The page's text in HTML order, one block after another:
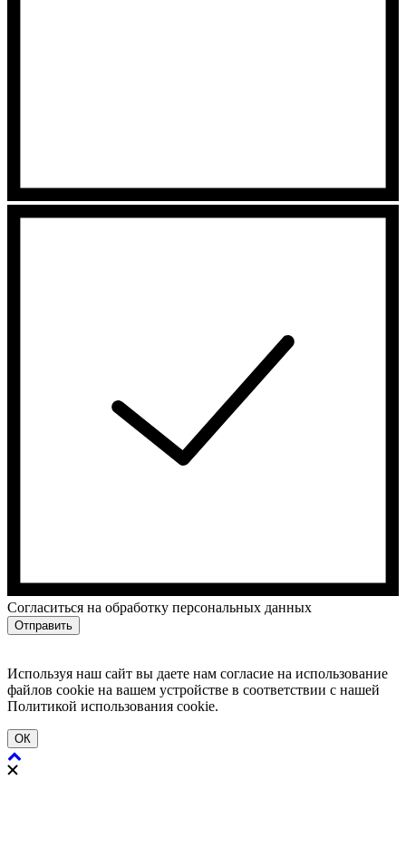
Cогласиться на обработку персональных данных
Отправить
Используя наш сайт вы даете нам согласие на использование
файлов cookie на вашем устройстве в соответствии с нашей
Политикой использования cookie.
ОК